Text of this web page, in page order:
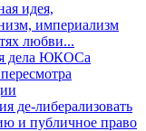
идея,
империализм
любви...
дела ЮКОСа
де-либерализовать
и публичное право